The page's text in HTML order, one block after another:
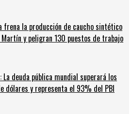
frena la producción de caucho sintético
Martín y peligran 130 puestos de trabajo
La deuda pública mundial superará los
dólares y representa el 93% del PBI